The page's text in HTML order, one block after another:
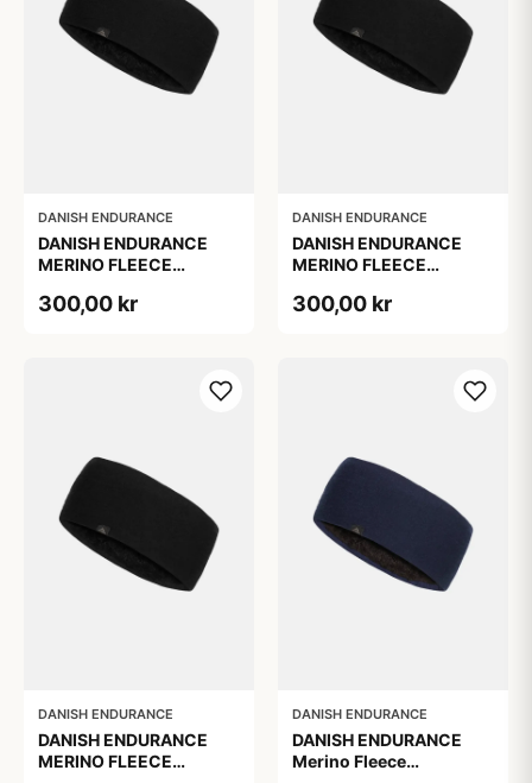
DANISH ENDURANCE
DANISH ENDURANCE
MERINO FLEECE
Sort, S/M
300,00 kr
DANISH ENDURANCE
DANISH ENDURANCE
MERINO FLEECE
300,00 kr
DANISH ENDURANCE
DANISH ENDURANCE
MERINO FLEECE
DANISH ENDURANCE
DANISH ENDURANCE
Merino Fleece